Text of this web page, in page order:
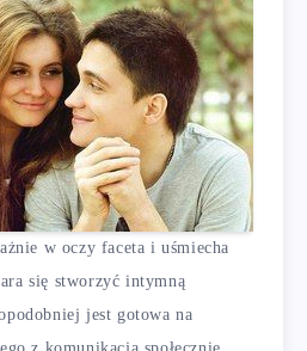
w oczy faceta i uśmiecha
się stworzyć intymną
jest gotowa na